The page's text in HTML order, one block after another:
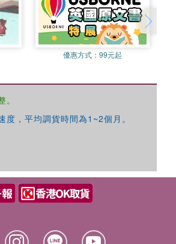
優惠方式：99元起
，平均調貨時間為1~2個月。